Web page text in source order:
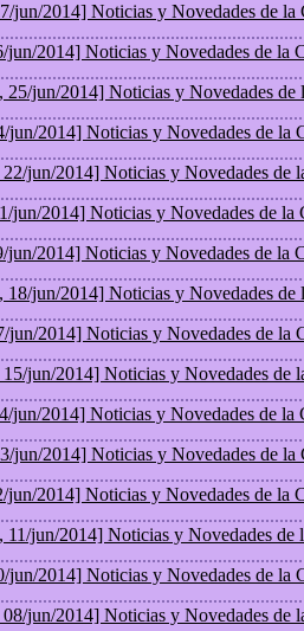
jun/2014] Noticias y Novedades de la
jun/2014] Noticias y Novedades de la
25/jun/2014] Noticias y Novedades de
jun/2014] Noticias y Novedades de la
jun/2014] Noticias y Novedades de
jun/2014] Noticias y Novedades de la
jun/2014] Noticias y Novedades de la
18/jun/2014] Noticias y Novedades de
jun/2014] Noticias y Novedades de la
jun/2014] Noticias y Novedades de
jun/2014] Noticias y Novedades de la
jun/2014] Noticias y Novedades de la
jun/2014] Noticias y Novedades de la
11/jun/2014] Noticias y Novedades de
jun/2014] Noticias y Novedades de la
jun/2014] Noticias y Novedades de